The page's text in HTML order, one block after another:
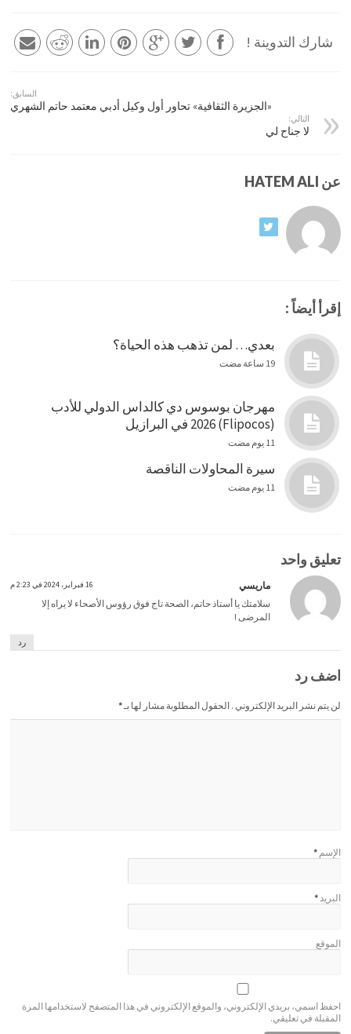
شارك التدوينة !
السابق:
«الجزيرة الثقافية» تحاور أول وكيل أدبي معتمد حاتم الشهري
التالي:
لا جناح لي
عن HATEM ALI
إقرأ أيضاً :
بعدي… لمن تذهب هذه الحياة؟
19 ساعة مضت
مهرجان بوسوس دي كالداس الدولي للأدب
(Flipocos) 2026 في البرازيل
11 يوم مضت
سيرة المحاولات الناقصة
11 يوم مضت
تعليق واحد
ماريسي 16 فبراير، 2024 في 2:23 م
سلامتك يا أستاذ حاتم، الصحة تاج فوق رؤوس الأصحاء لا يراه إلا
المرضى !
رد
اضف رد
لن يتم نشر البريد الإلكتروني . الحقول المطلوبة مشار لها بـ*
الإسم *
البريد*
الموقع
احفظ اسمي، بريدي الإلكتروني، والموقع الإلكتروني في هذا المتصفح لاستخدامها المرة
المقبلة في تعليقي.